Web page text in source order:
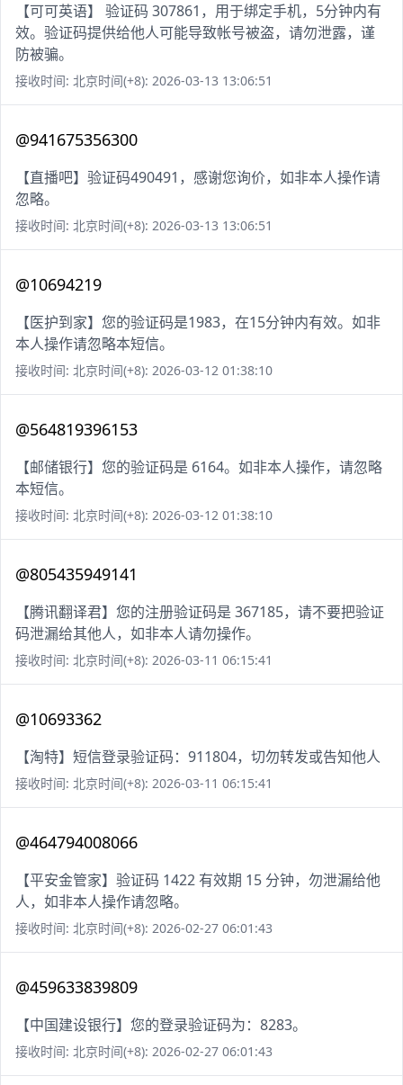
【可可英语】 验证码 307861，用于绑定手机，5分钟内有
效。验证码提供给他人可能导致帐号被盗，请勿泄露，谨
防被骗。
接收时间: 北京时间(+8): 2026-03-13 13:06:51
@941675356300
【直播吧】验证码490491，感谢您询价，如非本人操作请
忽略。
接收时间: 北京时间(+8): 2026-03-13 13:06:51
@10694219
【医护到家】您的验证码是1983，在15分钟内有效。如非
本人操作请忽略本短信。
接收时间: 北京时间(+8): 2026-03-12 01:38:10
@564819396153
【邮储银行】您的验证码是 6164。如非本人操作，请忽略
本短信。
接收时间: 北京时间(+8): 2026-03-12 01:38:10
@805435949141
【腾讯翻译君】您的注册验证码是 367185，请不要把验证
码泄漏给其他人，如非本人请勿操作。
接收时间: 北京时间(+8): 2026-03-11 06:15:41
@10693362
【淘特】短信登录验证码：911804，切勿转发或告知他人
接收时间: 北京时间(+8): 2026-03-11 06:15:41
@464794008066
【平安金管家】验证码 1422 有效期 15 分钟，勿泄漏给他
人，如非本人操作请忽略。
接收时间: 北京时间(+8): 2026-02-27 06:01:43
@459633839809
【中国建设银行】您的登录验证码为：8283。
接收时间: 北京时间(+8): 2026-02-27 06:01:43